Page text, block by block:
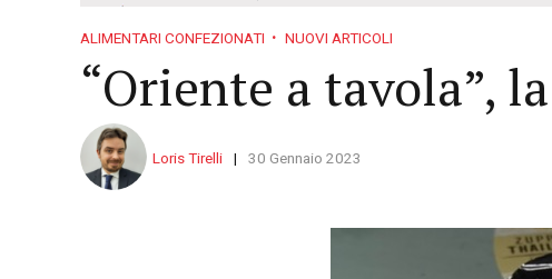
ALIMENTARI CONFEZIONATI NUOVI ARTICOLI
“Oriente a tavola”,
Loris Tirelli 30 Gennaio 2023